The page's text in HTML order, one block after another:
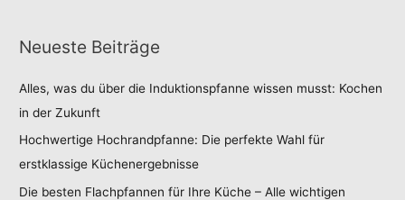
Neueste Beiträge
Alles, was du über die Induktionspfanne wissen musst: Kochen
in der Zukunft
Hochwertige Hochrandpfanne: Die perfekte Wahl für
erstklassige Küchenergebnisse
Die besten Flachpfannen für Ihre Küche – Alle wichtigen